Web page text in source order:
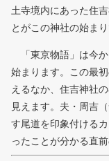
土寺境内にあった住
とがこの神社の始まり
「東京物語」は今か
始まります。この最
えるなか、住吉神社
見えます。夫・周吉
す尾道を印象付ける
ったことが分かる直